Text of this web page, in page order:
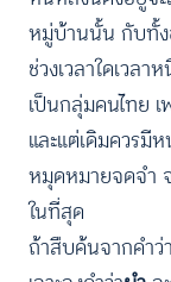
หมู่บ้านนั้น กับทั้ง
ช่วงเวลาใดเวล
เป็นกลุ่มคนไทย เ
และแต่เดิมควรมี
หมุดหมายจดจำ
ในที่สุด
ถ้าสืบค้นจากคำว่